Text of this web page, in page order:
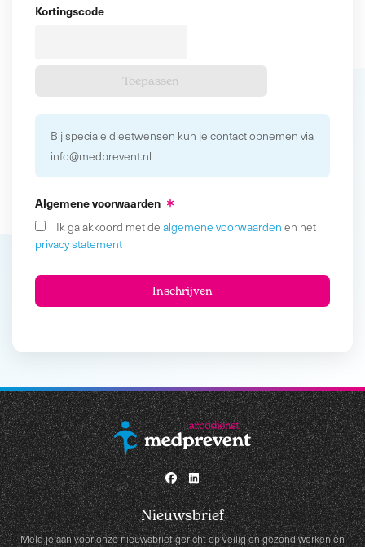
Kortingscode
Bij speciale dieetwensen kun je contact opnemen via
info@medprevent.nl
Algemene voorwaarden
Ik ga akkoord met de algemene voorwaarden en het
privacy statement
Nieuwsbrief
Meld je aan voor onze nieuwsbrief gericht op veilig en gezond werken en